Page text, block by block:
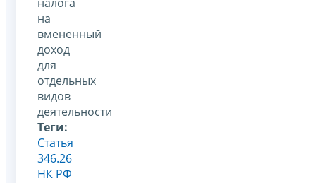
на
вмененный
доход
для
отдельных
видов
деятельности
Теги:
Статья
346.26
НК РФ